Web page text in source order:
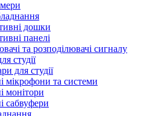
дошки
панелі
та розподілювачі сигналу
студії
для студії
мікрофони та системи
монітори
сабвуфери